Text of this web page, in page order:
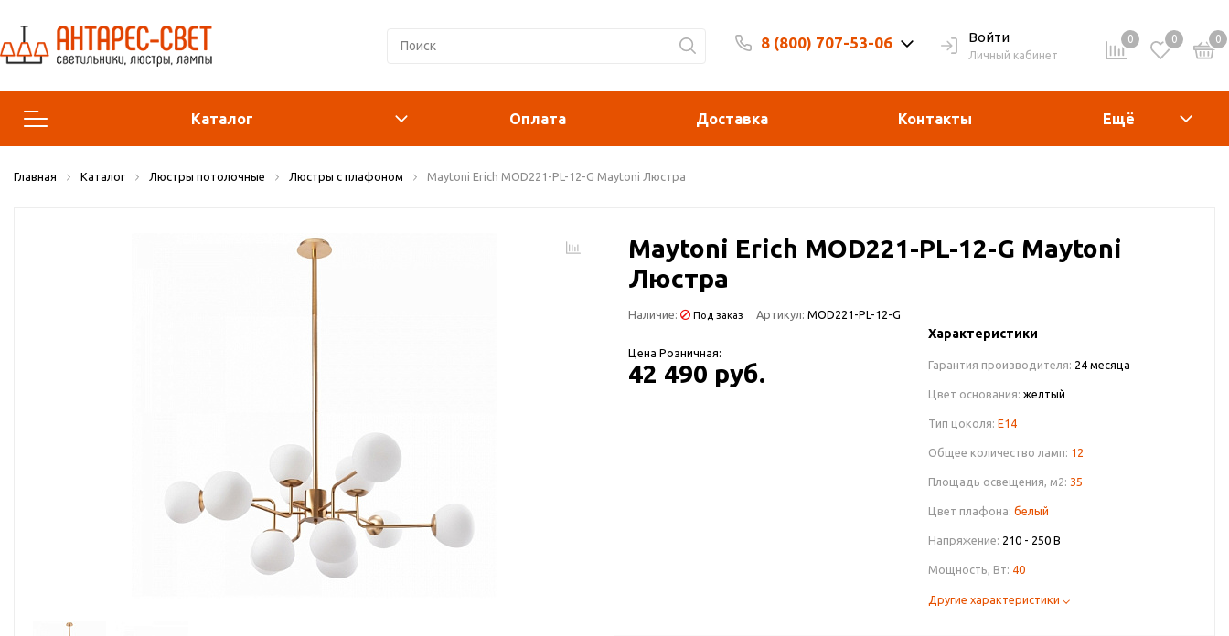
8 (800) 707-53-06 Войти
Личный кабинет
0 0 0
Каталог
Люстры и подвесы
Оплата Доставка Контакты Ещё
Главная Каталог Люстры потолочные Люстры с плафоном Maytoni Erich MOD221-PL-12-G Maytoni Люстра
Maytoni Erich MOD221-PL-12-G Maytoni
Люстра
Наличие: Под заказ Артикул: MOD221-PL-12-G
Цена Розничная:
42 490 руб.
Характеристики
Гарантия производителя: 24 месяца
Цвет основания: желтый
Тип цоколя: E14
Общее количество ламп: 12
Площадь освещения, м2: 35
Цвет плафона: белый
Напряжение: 210 - 250 В
Мощность, Вт: 40
Другие характеристики